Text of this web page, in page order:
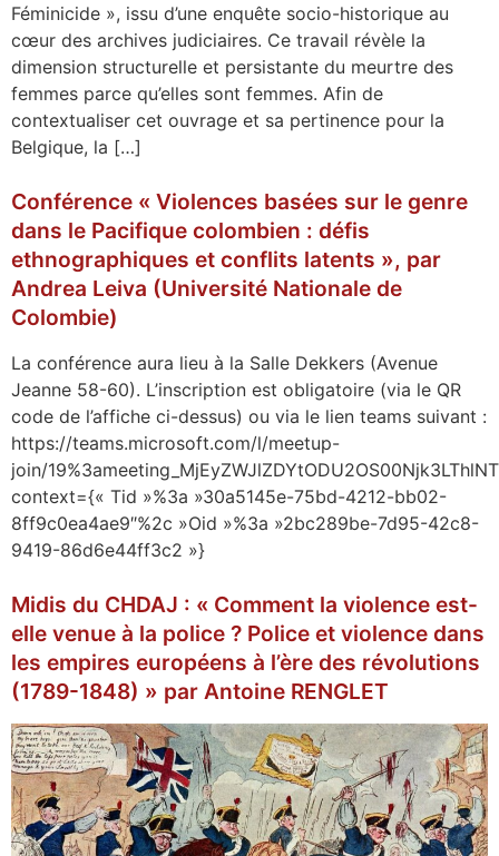
Féminicide », issu d’une enquête socio-historique au
cœur des archives judiciaires. Ce travail révèle la
dimension structurelle et persistante du meurtre des
femmes parce qu’elles sont femmes. Afin de
contextualiser cet ouvrage et sa pertinence pour la
Belgique, la […]
Conférence « Violences basées sur le genre
dans le Pacifique colombien : défis
ethnographiques et conflits latents », par
Andrea Leiva (Université Nationale de
Colombie)
La conférence aura lieu à la Salle Dekkers (Avenue
Jeanne 58-60). L’inscription est obligatoire (via le QR
code de l’affiche ci-dessus) ou via le lien teams suivant :
https://teams.microsoft.com/l/meetup-
join/
context={« Tid »%3a »30a5145e-75bd-4212-bb02-
8ff9c0ea4ae9″%2c »Oid »%3a »2bc289be-7d95-42c8-
9419-86d6e44ff3c2 »}
Midis du CHDAJ : « Comment la violence est-
elle venue à la police ? Police et violence dans
les empires européens à l’ère des révolutions
(1789-1848) » par Antoine RENGLET